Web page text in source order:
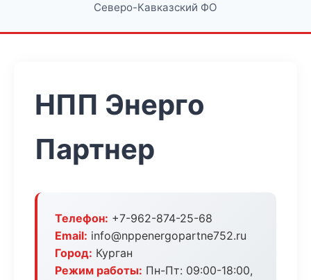
Северо-Кавказский ФО
НПП Энерго
Партнер
Телефон: +7-962-874-25-68
Email: info@nppenergopartne752.ru
Город: Курган
Режим работы: Пн-Пт: 09:00-18:00,